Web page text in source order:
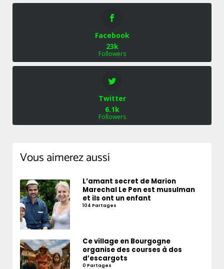
Facebook
23k
Followers
Twitter
6.1k
Followers
Vous aimerez aussi
L’amant secret de Marion
Marechal Le Pen est musulman
et ils ont un enfant
104 Partages
Ce village en Bourgogne
organise des courses à dos
d’escargots
0 Partages